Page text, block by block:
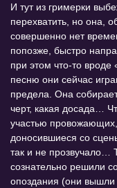
И тут из гримерки
перехватить, но она,
совершенно нет
попозже, быстро
при этом что-то вроде
песню они сейчас
предела. Она
черт, какая досада…
участью провожающих,
доносившиеся со
так и не прозвучало…
сознательно решили
опоздания (они вышли